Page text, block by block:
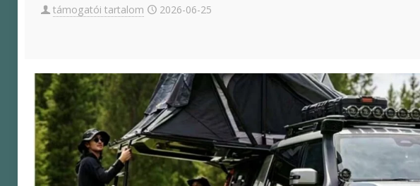
támogatói tartalom 2026-06-25